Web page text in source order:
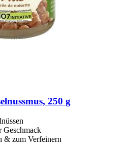
250 g
Geschmack
& zum Verfeinern